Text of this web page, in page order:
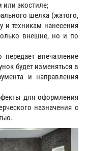
экостиле;
шелка (жатого,
и техникам нанесения
внешне, но и по
впечатление
будет изменяться в
и направления
для оформления
назначения с